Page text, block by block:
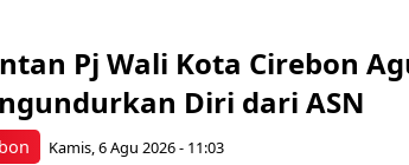
Pj Wali Kota Cirebon
Diri dari ASN
Kamis, 6 Agu 2026 - 11:03